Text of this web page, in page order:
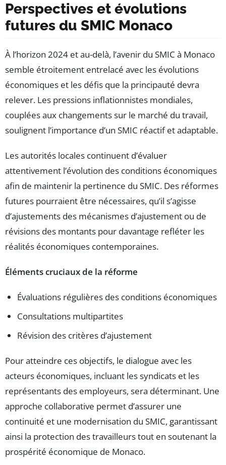
Perspectives et évolutions
futures du SMIC Monaco
À l’horizon 2024 et au-delà, l’avenir du SMIC à Monaco
semble étroitement entrelacé avec les évolutions
économiques et les défis que la principauté devra
relever. Les pressions inflationnistes mondiales,
couplées aux changements sur le marché du travail,
soulignent l’importance d’un SMIC réactif et adaptable.
Les autorités locales continuent d’évaluer
attentivement l’évolution des conditions économiques
afin de maintenir la pertinence du SMIC. Des réformes
futures pourraient être nécessaires, qu’il s’agisse
d’ajustements des mécanismes d’ajustement ou de
révisions des montants pour davantage refléter les
réalités économiques contemporaines.
Éléments cruciaux de la réforme
Évaluations régulières des conditions économiques
Consultations multipartites
Révision des critères d’ajustement
Pour atteindre ces objectifs, le dialogue avec les
acteurs économiques, incluant les syndicats et les
représentants des employeurs, sera déterminant. Une
approche collaborative permet d’assurer une
continuité et une modernisation du SMIC, garantissant
ainsi la protection des travailleurs tout en soutenant la
prospérité économique de Monaco.